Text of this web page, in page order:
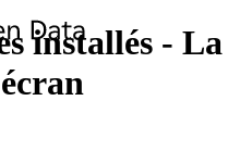
installés - La